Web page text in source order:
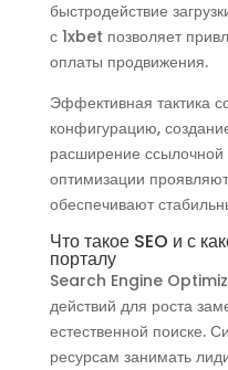
быстродействие
с 1xbet позволяет
оплаты продвижения.
Эффективная тактика
конфигурацию,
расширение
оптимизации
обеспечивают
Что такое SEO и с
порталу
Search Engine
действий для роста
естественной поиске.
ресурсам занимать